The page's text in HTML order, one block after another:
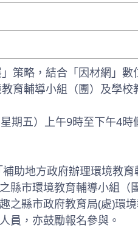
策略，結合「因材網」
育輔導小組（團）及學
期五）上午9時至下午4
助地方政府辦理環境教
縣市環境教育輔導小組（
之縣市政府教育局(處)環
員，亦鼓勵報名參與。